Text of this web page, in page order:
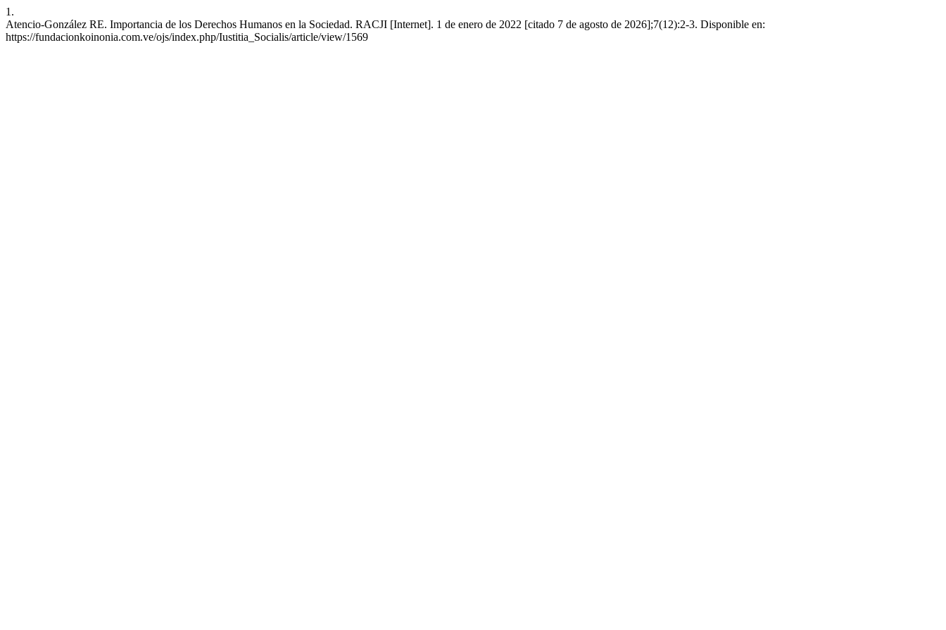
1.
Atencio-González RE. Importancia de los Derechos Humanos en la Sociedad. RACJI [Internet]. 1 de enero de 2022 [citado 7 de agosto de 2026];7(12):2-3. Disponible en:
https://fundacionkoinonia.com.ve/ojs/index.php/Iustitia_Socialis/article/view/1569